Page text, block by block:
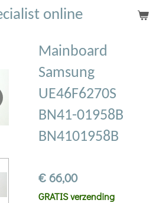
online
Mainboard
Samsung
UE46F6270S
BN41-01958B
BN4101958B
€ 66,00
GRATIS verzending